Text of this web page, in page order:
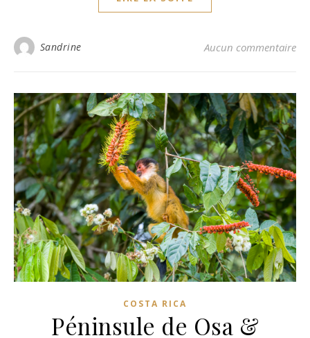
Sandrine Aucun commentaire
COSTA RICA
Péninsule de Osa &